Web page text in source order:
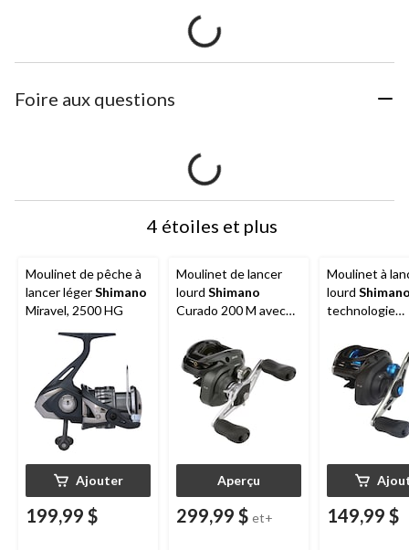
Foire aux questions
4 étoiles et plus
Moulinet de pêche à
lancer légerShimano
Miravel, 2500 HG
Ajouter
199,99 $
Moulinet de lancer
lourd Shimano
Curado 200 M avec
droitier/gaucher, taille
200
Aperçu
299,99 $ et+
Moulinet à
lourd
technologie
151 HG
149,99 $